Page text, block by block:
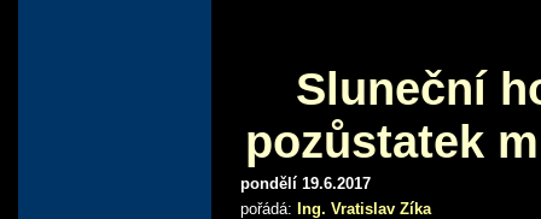
Sluneční
pozůstatek
pondělí 19.6.2017
pořádá: Ing. Vratislav Zíka